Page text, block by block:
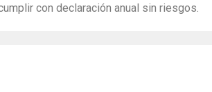
con declaración anual sin riesgos.